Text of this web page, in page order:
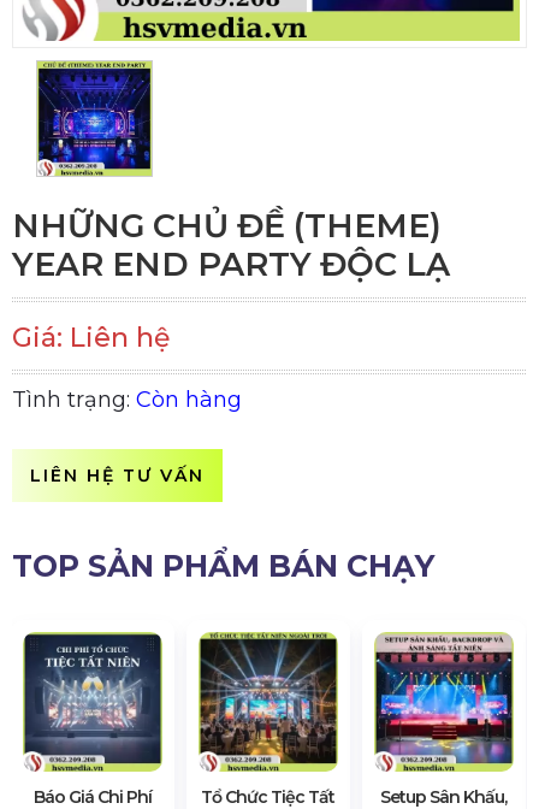
NHỮNG CHỦ ĐỀ (THEME)
YEAR END PARTY ĐỘC LẠ
Giá: Liên hệ
Tình trạng: Còn hàng
LIÊN HỆ TƯ VẤN
TOP SẢN PHẨM BÁN CHẠY
Báo Giá Chi Phí
Tổ Chức Tiệc Tất
Setup Sân Khấu,